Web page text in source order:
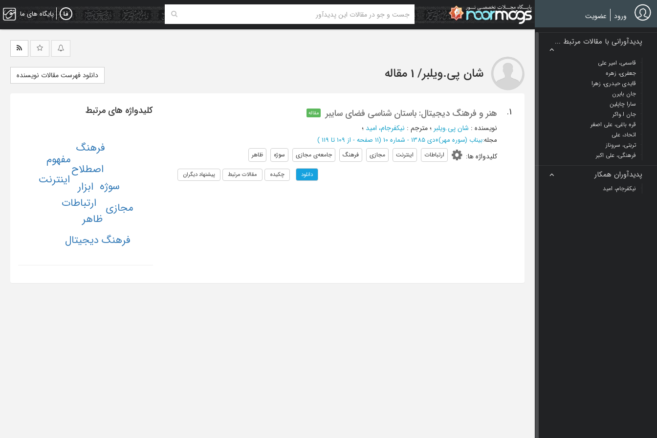
Skip
to
main
پایگاه های ما ورود عضویت
پدیدآورانی با مقالات مرتبط ...
قاسمی، امیر علی
جعفری، زهره
قایدی حیدری، زهرا
جان بایرن
سارا چاپلین
جان ا.واکر
قره باغی، علی اصغر
اتحاد، علی
تربتی، سروناز
فرهنگی، علی اکبر
پدیدآوران همکار
نیکفرجام، امید
شان پی.ویلبر/ 1 مقاله دانلود فهرست مقالات نویسنده
1. هنر و فرهنگ دیجیتال: باستان شناسی فضای سایبر مقاله
نویسنده : شان پی.ویلبر ؛مترجم : نیکفرجام، امید ؛
مجله:بیناب (سوره مهر)»دی 1385 - شماره 10 (‎11 صفحه - از 109 تا 119 )
کلیدواژه ها: ارتباطات اینترنت مجازی فرهنگ جامعه‌ی مجازی سوژه ظاهر
دانلود چکیده مقالات مرتبط پیشنهاد دیگران
کلیدواژه های مرتبط
ابزار
ارتباطات
اصطلاح
اینترنت سوژه
ظاهر
فرهنگ
فرهنگ دیجیتال
مجازی
مفهوم